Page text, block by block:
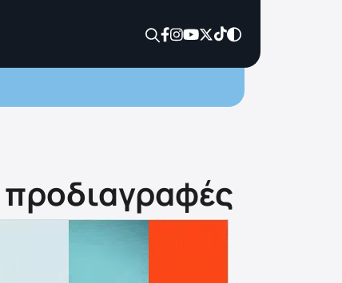
προδιαγραφές